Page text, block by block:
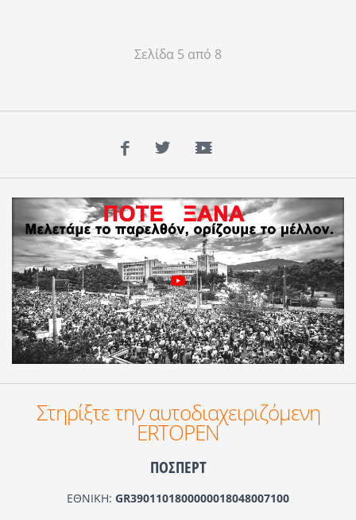
Σελίδα 5 από 8
Facebook
TwitterYouTube
Στηρίξτε την αυτοδιαχειριζόμενη
ERTOPEN
ΠΟΣΠΕΡΤ
ΕΘΝΙΚΗ: GR3901101800000018048007100